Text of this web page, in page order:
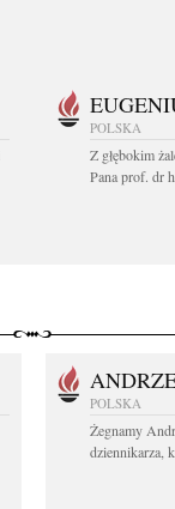
POLSKA
Z głębokim
Pana prof. dr
POLSKA
Żegnamy
dziennikarza,